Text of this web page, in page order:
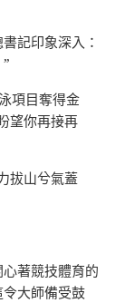
記印象深入：
項目奪得金
望你再接再
拔山兮氣蓋
著競技體育的
大師備受鼓